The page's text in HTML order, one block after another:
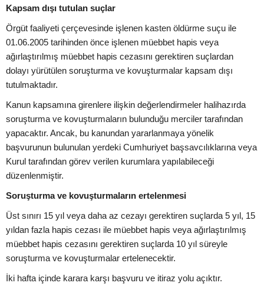
Kapsam dışı tutulan suçlar
Örgüt faaliyeti çerçevesinde işlenen kasten öldürme suçu ile
01.06.2005 tarihinden önce işlenen müebbet hapis veya
ağırlaştırılmış müebbet hapis cezasını gerektiren suçlardan
dolayı yürütülen soruşturma ve kovuşturmalar kapsam dışı
tutulmaktadır.
Kanun kapsamına girenlere ilişkin değerlendirmeler halihazırda
soruşturma ve kovuşturmaların bulunduğu merciler tarafından
yapacaktır. Ancak, bu kanundan yararlanmaya yönelik
başvurunun bulunulan yerdeki Cumhuriyet başsavcılıklarına veya
Kurul tarafından görev verilen kurumlara yapılabileceği
düzenlenmiştir.
Soruşturma ve kovuşturmaların ertelenmesi
Üst sınırı 15 yıl veya daha az cezayı gerektiren suçlarda 5 yıl, 15
yıldan fazla hapis cezası ile müebbet hapis veya ağırlaştırılmış
müebbet hapis cezasını gerektiren suçlarda 10 yıl süreyle
soruşturma ve kovuşturmalar ertelenecektir.
İki hafta içinde karara karşı başvuru ve itiraz yolu açıktır.